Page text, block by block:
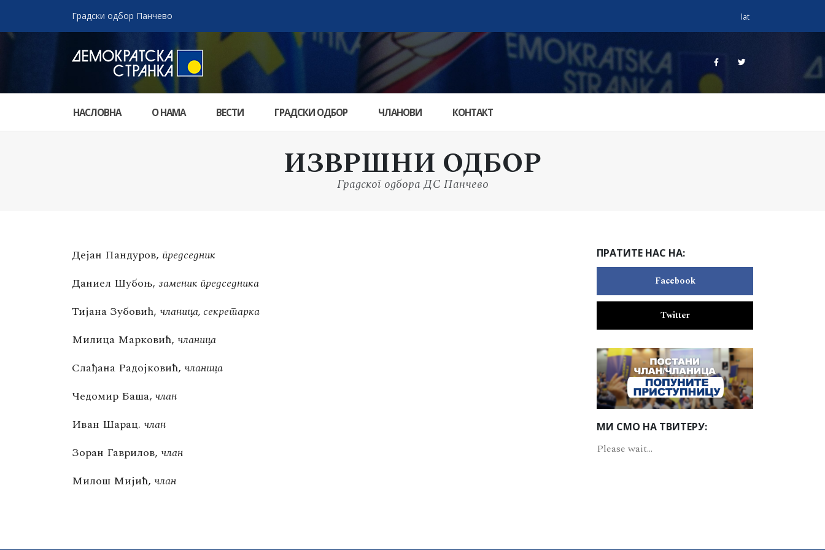
Градски одбор Панчево lat
НАСЛОВНА О НАМА ВЕСТИ ГРАДСКИ ОДБОР ЧЛАНОВИ КОНТАКТ
ИЗВРШНИ ОДБОР
Градског одбора ДС Панчево
Дејан Пандуров, председник
Даниел Шубоњ, заменик председника
Тијана Зубовић, чланица, секретарка
Милица Марковић, чланица
Слађана Радојковић, чланица
Чедомир Баша, члан
Иван Шарац. члан
Зоран Гаврилов, члан
Милош Мијић, члан
ПРАТИТЕ НАС НА:
Facebook
Twitter
МИ СМО НА ТВИТЕРУ:
Please wait...